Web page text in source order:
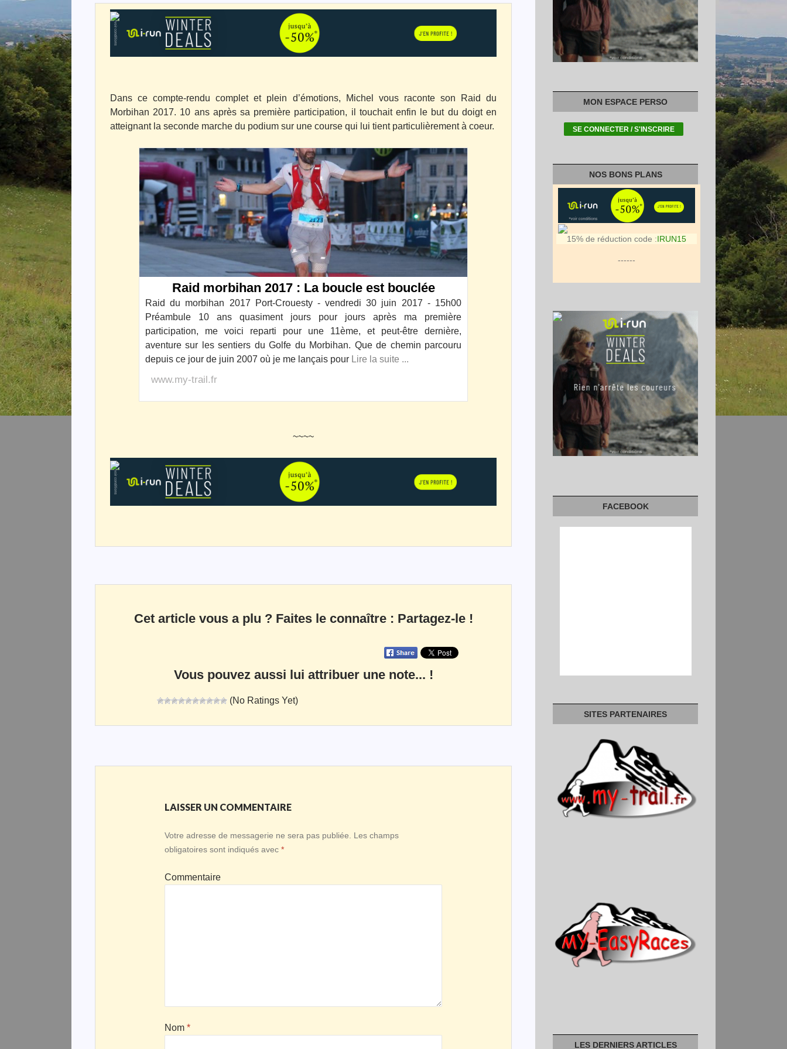
Dans ce compte-rendu complet et plein d’émotions, Michel vous raconte son Raid du
Morbihan 2017. 10 ans après sa première participation, il touchait enfin le but du doigt en
atteignant la seconde marche du podium sur une course qui lui tient particulièrement à coeur.
Raid morbihan 2017 : La boucle est bouclée
Raid du morbihan 2017 Port-Crouesty - vendredi 30 juin 2017 - 15h00
Préambule 10 ans quasiment jours pour jours après ma première
participation, me voici reparti pour une 11ème, et peut-être dernière,
aventure sur les sentiers du Golfe du Morbihan. Que de chemin parcouru
depuis ce jour de juin 2007 où je me lançais pour Lire la suite ...
www.my-trail.fr
~~~~
Cet article vous a plu ? Faites le connaître : Partagez-le !
Vous pouvez aussi lui attribuer une note... !
(No Ratings Yet)
LAISSER UN COMMENTAIRE
Votre adresse de messagerie ne sera pas publiée.
Les champs
obligatoires sont indiqués avec *
Commentaire
Nom *
MON ESPACE PERSO
NOS BONS PLANS
15% de réduction code :IRUN15
------
FACEBOOK
SITES PARTENAIRES
LES DERNIERS ARTICLES